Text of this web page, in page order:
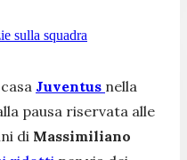
sulla squadra
Juventus nella
pausa riservata alle
di Massimiliano